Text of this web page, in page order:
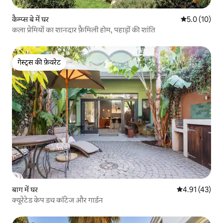
कैम्प्स बे में घर औसत रेटिंग 5
5.0 (10)
कला प्रेमियों का शानदार फ़ैमिली होम, पहाड़ों की शांति
गेस्ट्स की फ़ेवरेट
गेस्ट्स की फ़ेवरेट
बाग में घर औसत रेटिंग 5 में
4.91 (43)
क्यूरेटेड केप डच कॉटेज और गार्डन